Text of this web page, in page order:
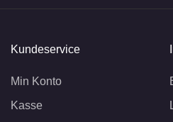
Kundeservice
Min Konto
Kasse